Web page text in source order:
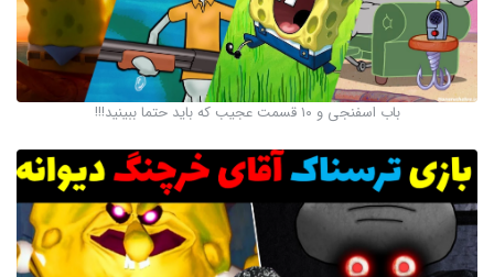
باب اسفنجی و ۱۰ قسمت عجیب که باید حتما ببینید!!!